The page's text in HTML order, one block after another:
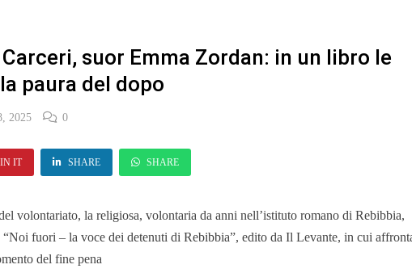
suor Emma Zordan: in un libro le
paura del dopo
2025 0
IT SHARE SHARE
volontariato, la religiosa, volontaria da anni nell’istituto romano di Rebibbia,
fuori – la voce dei detenuti di Rebibbia”, edito da Il Levante, in cui
del fine pena